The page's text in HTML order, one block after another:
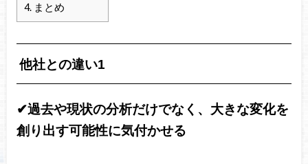
4.まとめ
他社との違い1
✔︎過去や現状の分析だけでなく、大きな変化を
創り出す可能性に気付かせる